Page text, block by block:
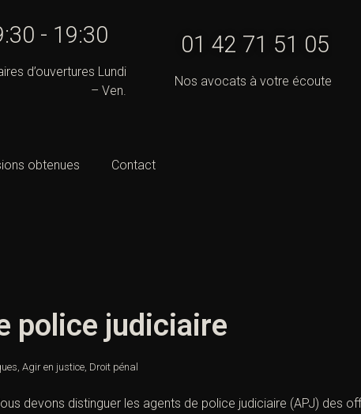
- 19:30
d’ouvertures Lundi
– Ven.
01 42 71 51 05
Nos avocats à votre écoute
obtenues Contact
police judiciaire
, Agir en justice, Droit pénal
devons distinguer les agents de police judiciaire (APJ) des